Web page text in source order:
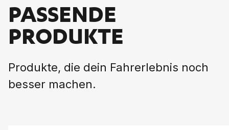
PASSENDE
PRODUKTE
Produkte, die dein Fahrerlebnis noch
besser machen.